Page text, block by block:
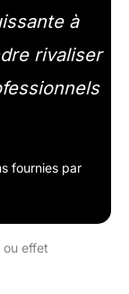
à
rivaliser
fournies par
ou effet